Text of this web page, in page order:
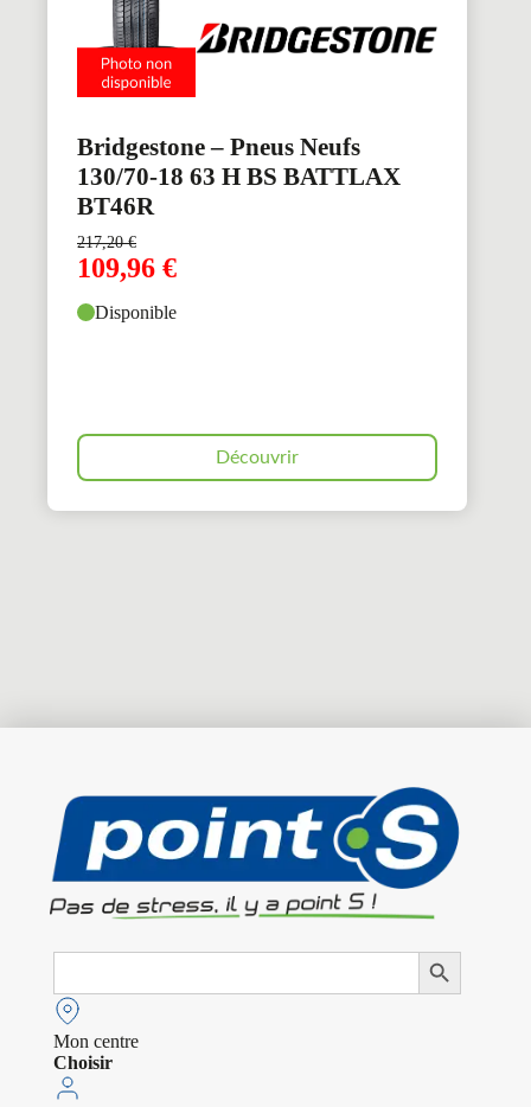
Bridgestone – Pneus Neufs
130/70-18 63 H BS BATTLAX
BT46R
217,20€
109,96 €
Disponible
Découvrir
Search
Search Button
Mon centre
Choisir